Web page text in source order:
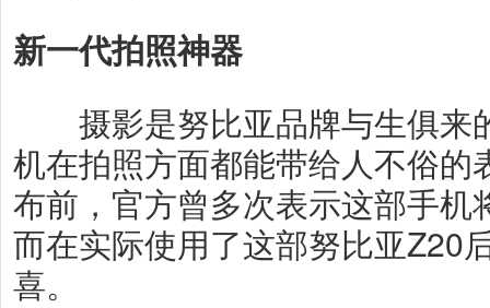
新一代拍照神器
摄影是努比亚品牌与生俱来
机在拍照方面都能带给人不俗的
布前，官方曾多次表示这部手机
而在实际使用了这部努比亚Z20
喜。